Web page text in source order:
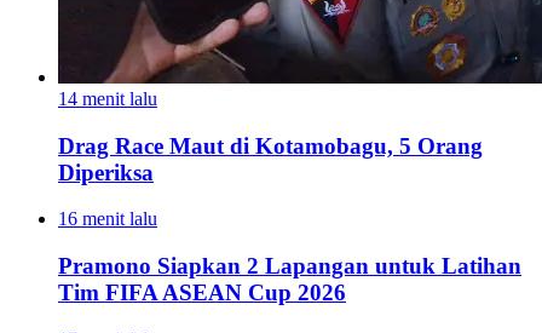
14 menit lalu
Drag Race Maut di Kotamobagu, 5 Orang
Diperiksa
16 menit lalu
Pramono Siapkan 2 Lapangan untuk Latihan
Tim FIFA ASEAN Cup 2026